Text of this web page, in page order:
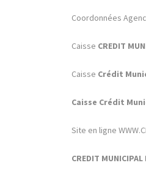
Coordonnées
Caisse CREDIT
Caisse Crédit
Caisse Crédit
Site en ligne
CREDIT MUNICIPAL